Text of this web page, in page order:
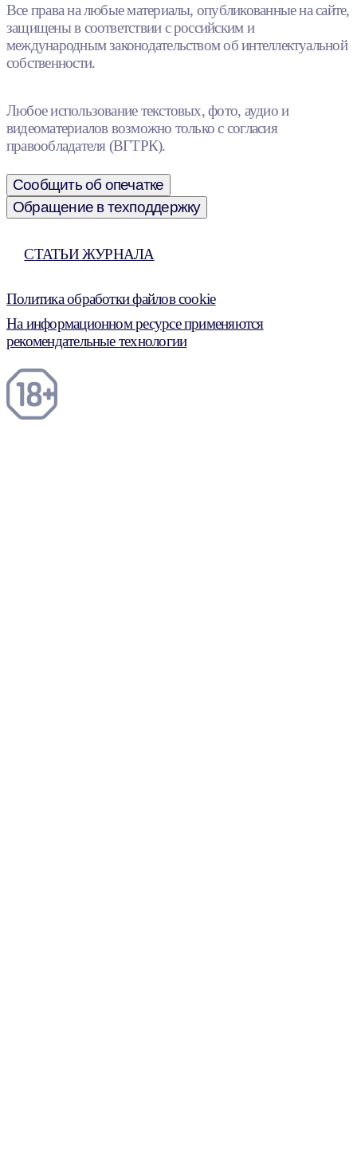
Все права на любые материалы, опубликованные на сайте,
защищены в соответствии с российским и
международным законодательством об интеллектуальной
собственности.
Любое использование текстовых, фото, аудио и
видеоматериалов возможно только с согласия
правообладателя (ВГТРК).
Сообщить об опечатке
Обращение в техподдержку
СТАТЬИ ЖУРНАЛА
Политика обработки файлов cookie
На информационном ресурсе применяются
рекомендательные технологии